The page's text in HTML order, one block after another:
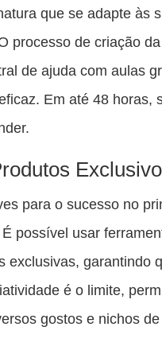
que se adapte às
processo de criação
de ajuda com aulas
Em até 48 horas,
para o sucesso no
possível usar
exclusivas, garantindo
é o limite,
gostos e nichos